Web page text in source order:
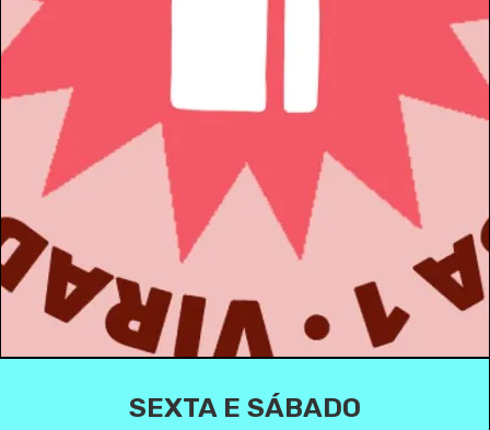
SEXTA E SÁBADO